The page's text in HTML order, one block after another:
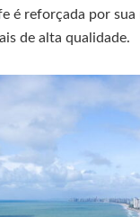
é reforçada por
de alta qualidade.